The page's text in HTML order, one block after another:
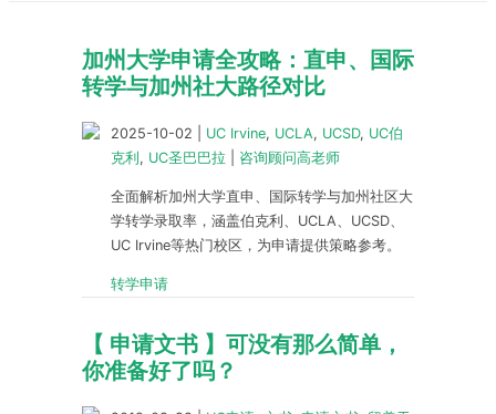
加州大学申请全攻略：直申、国际
转学与加州社大路径对比
2025-10-02 UC Irvine, UCLA, UCSD, UC伯
克利 , UC圣巴巴拉 咨询顾问高老师
全面解析加州大学直申、国际转学与加州社区大
学转学录取率，涵盖伯克利、UCLA、UCSD、
UC Irvine等热门校区，为申请提供策略参考。
转学申请
【 申请文书 】可没有那么简单，
你准备好了吗？